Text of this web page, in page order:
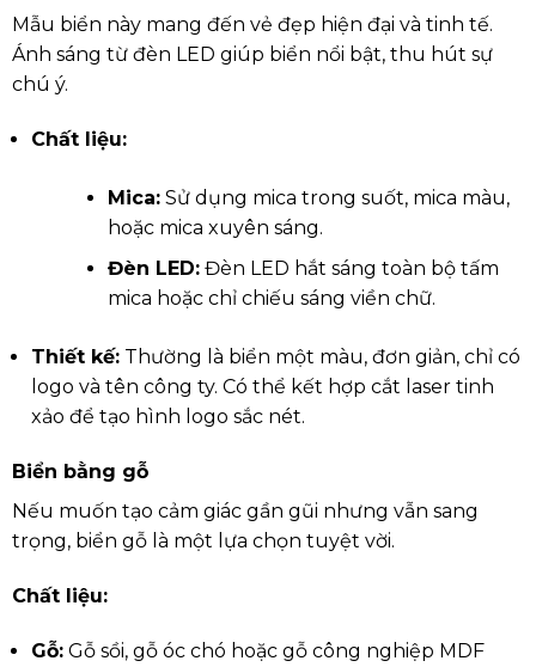
Mẫu biển này mang đến vẻ đẹp hiện đại và tinh tế.
Ánh sáng từ đèn LED giúp biển nổi bật, thu hút sự
chú ý.
Chất liệu:
Mica:Sử dụng mica trong suốt, mica màu,
hoặc mica xuyên sáng.
Đèn LED:Đèn LED hắt sáng toàn bộ tấm
mica hoặc chỉ chiếu sáng viền chữ.
Thiết kế:Thường là biển một màu, đơn giản, chỉ có
logo và tên công ty. Có thể kết hợp cắt laser tinh
xảo để tạo hình logo sắc nét.
Biển bằng gỗ
Nếu muốn tạo cảm giác gần gũi nhưng vẫn sang
trọng, biển gỗ là một lựa chọn tuyệt vời.
Chất liệu:
Gỗ:Gỗ sồi, gỗ óc chó hoặc gỗ công nghiệp MDF